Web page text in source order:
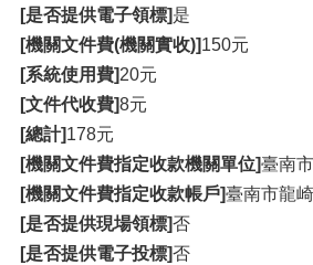
[是否提供電子領標]是
[機關文件費(機關實收)]150元
[系統使用費]20元
[文件代收費]8元
[總計]178元
[機關文件費指定收款機關單位]臺南
[機關文件費指定收款帳戶]臺南市龍
[是否提供現場領標]否
[是否提供電子投標]否